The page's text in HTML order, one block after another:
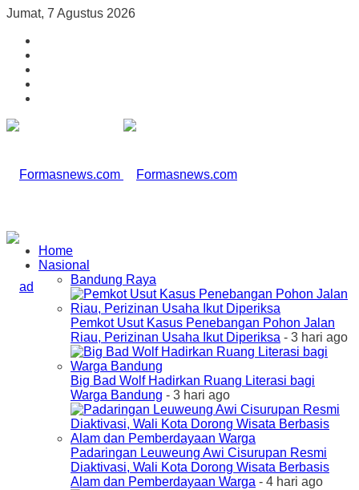
Jumat, 7 Agustus 2026
Home
Nasional
Bandung Raya
Pemkot Usut Kasus Penebangan Pohon Jalan
Riau, Perizinan Usaha Ikut Diperiksa - 3 hari ago
Big Bad Wolf Hadirkan Ruang Literasi bagi
Warga Bandung - 3 hari ago
Padaringan Leuweung Awi Cisurupan Resmi
Diaktivasi, Wali Kota Dorong Wisata Berbasis
Alam dan Pemberdayaan Warga - 4 hari ago